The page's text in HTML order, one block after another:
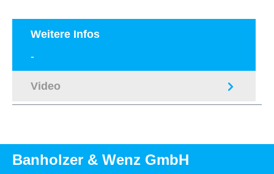
Weitere Infos
-
Video
Banholzer & Wenz GmbH